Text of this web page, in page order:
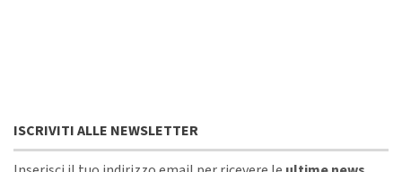
ISCRIVITI ALLE NEWSLETTER